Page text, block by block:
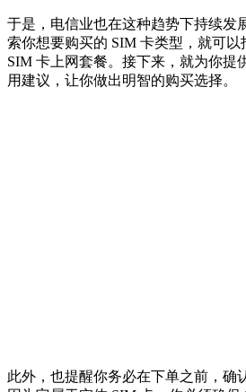
于是，电信业也在这种趋势下持续发
索你想要购买的 SIM 卡类型，就可
SIM 卡上网套餐。接下来，就为你提
用建议，让你做出明智的购买选择。
此外，也提醒你务必在下单之前，确